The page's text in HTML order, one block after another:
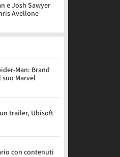
e Josh Sawyer
Avellone
Man: Brand
suo Marvel
trailer, Ubisoft
con contenuti